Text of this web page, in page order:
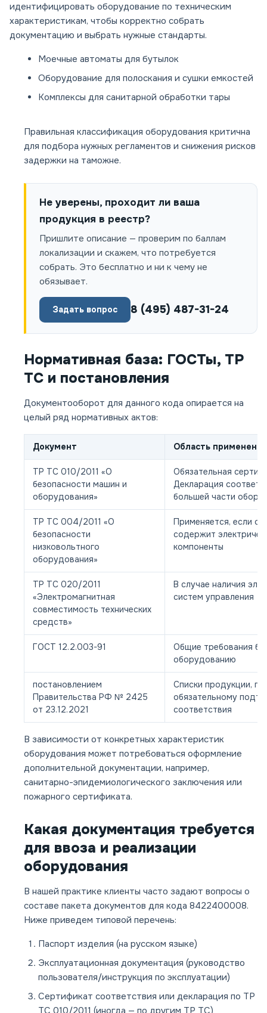
идентифицировать оборудование по техническим
характеристикам, чтобы корректно собрать
документацию и выбрать нужные стандарты.
Моечные автоматы для бутылок
Оборудование для полоскания и сушки емкостей
Комплексы для санитарной обработки тары
Правильная классификация оборудования критична
для подбора нужных регламентов и снижения рисков
задержки на таможне.
Не уверены, проходит ли ваша
продукция в реестр?
Пришлите описание — проверим по баллам
локализации и скажем, что потребуется
собрать. Это бесплатно и ни к чему не
обязывает.
Задать вопрос 8 (495) 487-31-24
Нормативная база: ГОСТы, ТР
ТС и постановления
Документооборот для данного кода опирается на
целый ряд нормативных актов:
Документ Область применения
ТР ТС 010/2011 «О
безопасности машин и
оборудования»
Обязательная
Декларация
большей части
ТР ТС 004/2011 «О
безопасности
низковольтного
оборудования»
Применяется, если
содержит
компоненты
ТР ТС 020/2011
«Электромагнитная
совместимость технических
средств»
В случае наличия
систем управления
ГОСТ 12.2.003-91
Общие требования
оборудованию
постановлением
Правительства РФ № 2425
от 23.12.2021
Списки продукции,
обязательному
соответствия
В зависимости от конкретных характеристик
оборудования может потребоваться оформление
дополнительной документации, например,
санитарно-эпидемиологического заключения или
пожарного сертификата.
Какая документация требуется
для ввоза и реализации
оборудования
В нашей практике клиенты часто задают вопросы о
составе пакета документов для кода 8422400008.
Ниже приведем типовой перечень:
Паспорт изделия (на русском языке)
Эксплуатационная документация (руководство
пользователя/инструкция по эксплуатации)
Сертификат соответствия или декларация по ТР